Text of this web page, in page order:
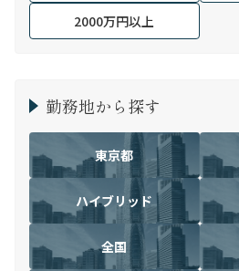
2000万円以上
勤務地から探す
東京都
ハイブリッド
全国